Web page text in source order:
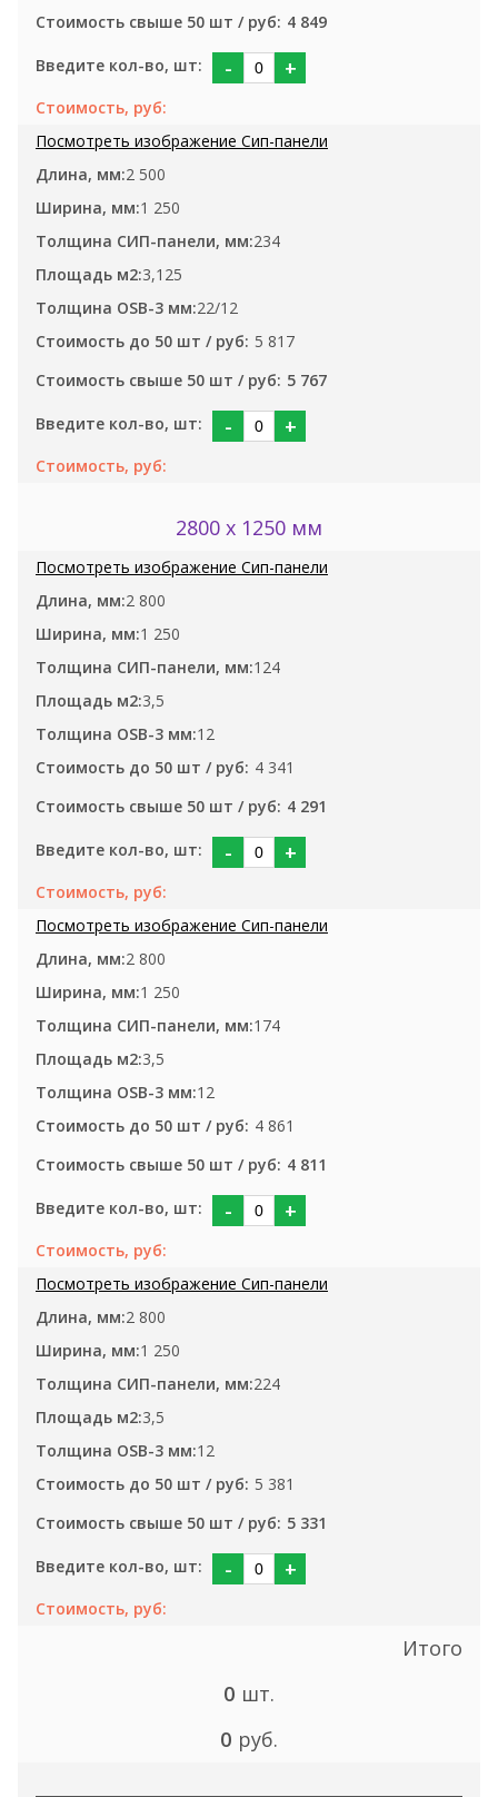
4 849
- +
2 500
1 250
234
3,125
22/12
5 817
5 767
- +
2800 x 1250 мм
2 800
1 250
124
3,5
12
4 341
4 291
- +
2 800
1 250
174
3,5
12
4 861
4 811
- +
2 800
1 250
224
3,5
12
5 381
5 331
- +
Итого
0 шт.
0 руб.